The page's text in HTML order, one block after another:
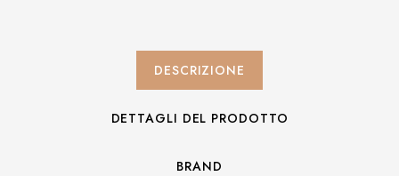
DESCRIZIONE
DETTAGLI DEL PRODOTTO
BRAND